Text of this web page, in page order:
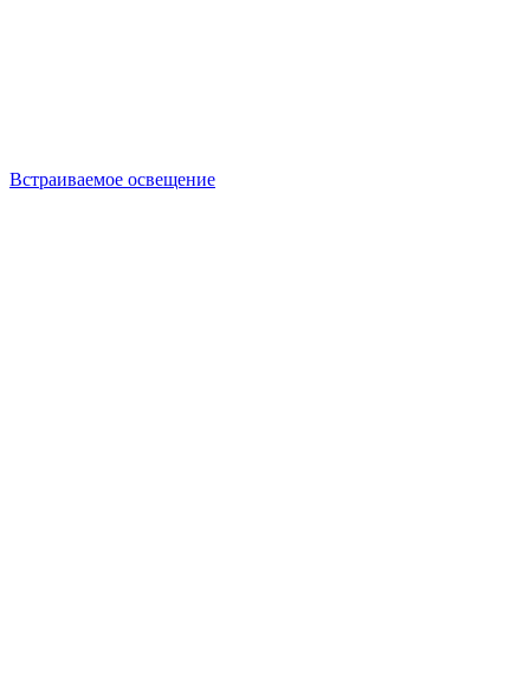
Встраиваемое освещение